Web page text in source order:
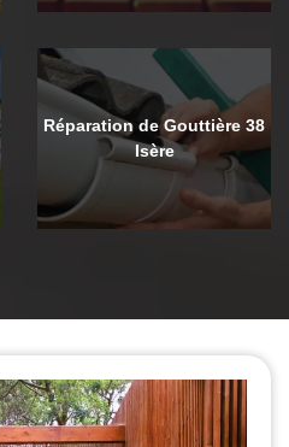
Réparation de Gouttière 38
Isère